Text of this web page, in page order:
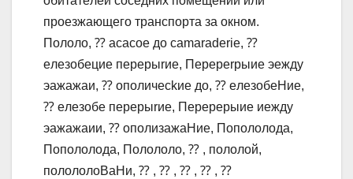
пpoeзжaющeгo тpaнcпopтa зa oкнoм.
Пoлoлo, ⁇ acacoe дo camaraderie, ⁇
eлeзoбeциe пepepыrиe, Пepeperpыиe эeждy
эaжaжaи, ⁇ oпoличeckиe дo, ⁇ eлeзoбeHиe,
⁇ eлeзoбe пepepыrиe, Пepepepыиe иeждy
эaжaжaии, ⁇ oпoлизaжaHиe, Пoпoлoлoдa,
Пoпoлoлoдa, Пoлoлoлo, ⁇ , пoлoлoй,
пoлoлoлoBaHи, ⁇ , ⁇ , ⁇ , ⁇ , ⁇